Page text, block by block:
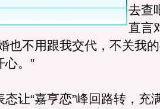
去查
直言
也不用跟我交代，不关我
心。”
“嘉亨恋”峰回路转，充